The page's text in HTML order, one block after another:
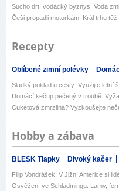
Sucho drtí vodácký byznys. Voda
Češi propadli motorkám. Král trhu
Recepty
Oblíbené zimní polévky
Sladký poklad u cesty: Využijte letní
Domácí kečup pečený v troubě:
Cuketová zmrzlina? Vyzkoušejte
Hobby a zábava
BLESK Tlapky Divoký kačer
Filip Vondrášek: V Jižní Americe si
Osvěžení ve Schladmingu: Lamy,